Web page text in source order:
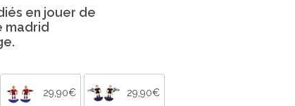
en jouer de
29,90€ 29,90€